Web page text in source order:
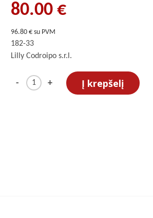
80.00 €
96.80 € su PVM
182-33
Lilly Codroipo s.r.l.
- + Į krepšelį